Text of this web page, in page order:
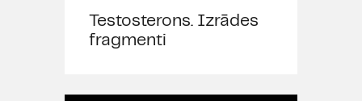
Testosterons. Izrādes
fragmenti